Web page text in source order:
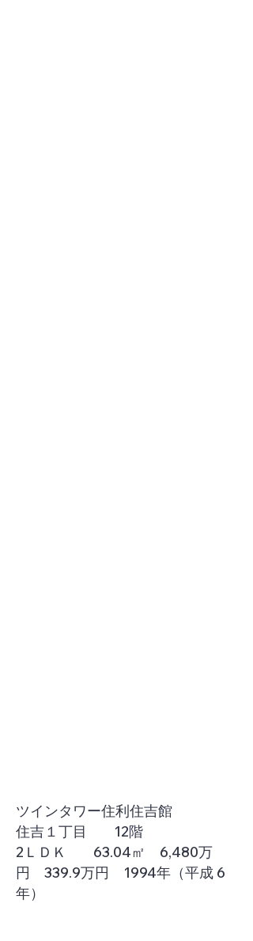
ツインタワー住利住吉館
住吉１丁目 12階
2ＬＤＫ 63.04㎡ 6,480万
円 339.9万円 1994年（平成 6
年）